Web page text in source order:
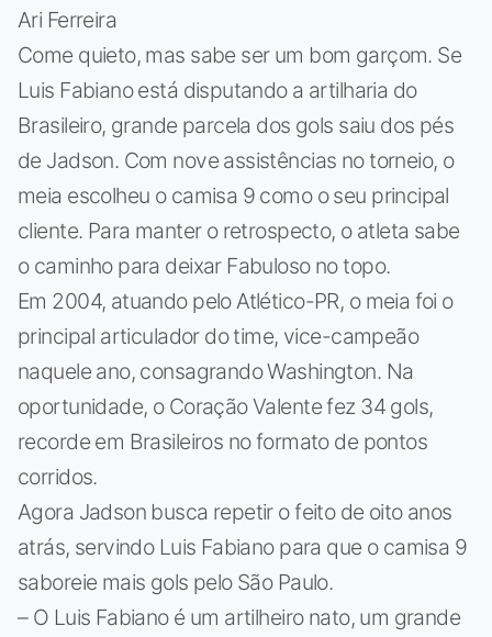
Ari Ferreira
Come quieto, mas sabe ser um bom garçom. Se
Luis Fabiano está disputando a artilharia do
Brasileiro, grande parcela dos gols saiu dos pés
de Jadson. Com nove assistências no torneio, o
meia escolheu o camisa 9 como o seu principal
cliente. Para manter o retrospecto, o atleta sabe
o caminho para deixar Fabuloso no topo.
Em 2004, atuando pelo Atlético-PR, o meia foi o
principal articulador do time, vice-campeão
naquele ano, consagrando Washington. Na
oportunidade, o Coração Valente fez 34 gols,
recorde em Brasileiros no formato de pontos
corridos.
Agora Jadson busca repetir o feito de oito anos
atrás, servindo Luis Fabiano para que o camisa 9
saboreie mais gols pelo São Paulo.
– O Luis Fabiano é um artilheiro nato, um grande